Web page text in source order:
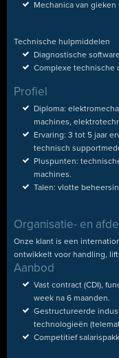
Mechanica van gieken
Technische hulpmiddelen
Diagnostische
Complexe technische
Profiel
Diploma:
machines,
Ervaring: 3 tot 5 jaar
technisch
Pluspunten:
machines.
Talen: vlotte
Organisatie- en
Onze klant is een
ontwikkelt voor handling,
Aanbod
Vast contract (CDI),
week na 6 maanden.
Gestructureerde
technologieën
Competitief